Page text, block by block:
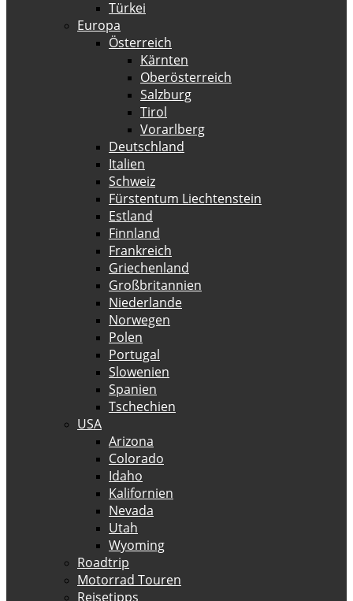
Türkei
Europa
Österreich
Kärnten
Oberösterreich
Salzburg
Tirol
Vorarlberg
Deutschland
Italien
Schweiz
Fürstentum Liechtenstein
Estland
Finnland
Frankreich
Griechenland
Großbritannien
Niederlande
Norwegen
Polen
Portugal
Slowenien
Spanien
Tschechien
USA
Arizona
Colorado
Idaho
Kalifornien
Nevada
Utah
Wyoming
Roadtrip
Motorrad Touren
Reisetipps